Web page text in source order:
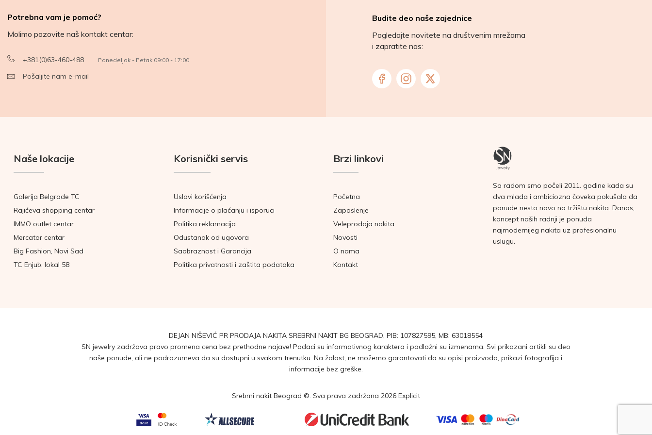
Potrebna vam je pomoć?
Molimo pozovite naš kontakt centar:
+381(0)63-460-488 Ponedeljak - Petak 09:00 - 17:00
Pošaljite nam e-mail
Budite deo naše zajednice
Pogledajte novitete na društvenim mrežama
i zapratite nas:
Naše lokacije
Galerija Belgrade TC
Rajićeva shopping centar
IMMO outlet centar
Mercator centar
Big Fashion, Novi Sad
TC Enjub, lokal 58
Korisnički servis
Uslovi korišćenja
Informacije o plaćanju i isporuci
Politika reklamacija
Odustanak od ugovora
Saobraznost i Garancija
Politika privatnosti i zaštita podataka
Brzi linkovi
Početna
Zaposlenje
Veleprodaja nakita
Novosti
O nama
Kontakt
Sa radom smo počeli 2011. godine kada su
dva mlada i ambiciozna čoveka pokušala da
ponude nesto novo na tržištu nakita. Danas,
koncept naših radnji je ponuda
najmodernijeg nakita uz profesionalnu
uslugu.
DEJAN NIŠEVIĆ PR PRODAJA NAKITA SREBRNI NAKIT BG BEOGRAD, PIB: 107827595, MB: 63018554
SN jewelry zadržava pravo promena cena bez prethodne najave! Podaci su informativnog karaktera i podložni su izmenama. Svi prikazani artikli su deo
naše ponude, ali ne podrazumeva da su dostupni u svakom trenutku. Na žalost, ne možemo garantovati da su opisi proizvoda, prikazi fotografija i
informacije bez greške.
Srebrni nakit Beograd ©. Sva prava zadržana 2026 Explicit